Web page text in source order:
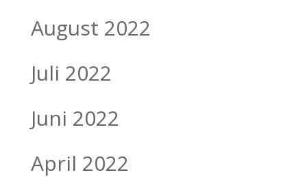
August 2022
Juli 2022
Juni 2022
April 2022